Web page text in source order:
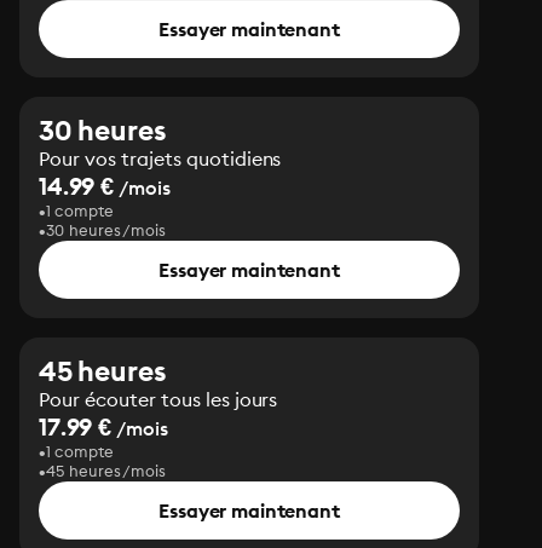
Essayer maintenant
30 heures
Pour vos trajets quotidiens
14.99 € /mois
1 compte
30 heures/mois
Essayer maintenant
45 heures
Pour écouter tous les jours
17.99 € /mois
1 compte
45 heures/mois
Essayer maintenant